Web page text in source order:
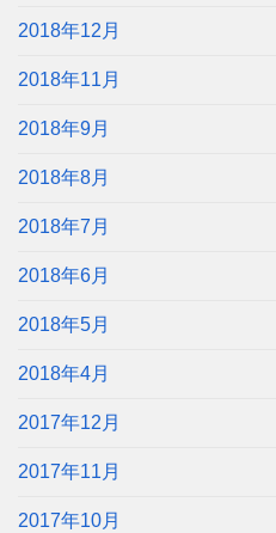
2018年12月
2018年11月
2018年9月
2018年8月
2018年7月
2018年6月
2018年5月
2018年4月
2017年12月
2017年11月
2017年10月